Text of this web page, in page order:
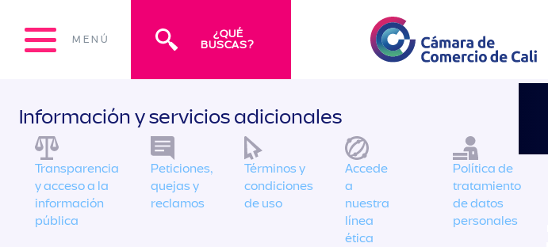
MENÚ
¿QUÉ
BUSCAS?
Información y servicios adicionales
Transparencia
y acceso a la
información
pública
Peticiones,
quejas y
reclamos
Términos y
condiciones
de uso
Accede
a
nuestra
línea
ética
Política de
tratamiento
de datos
personales